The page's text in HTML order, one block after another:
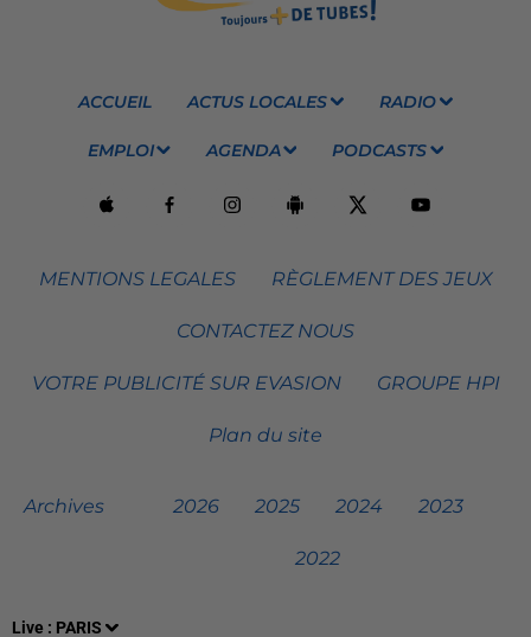
Live : PARIS
ACCUEIL ACTUS LOCALES RADIO
EMPLOI AGENDA PODCASTS
MENTIONS LEGALES RÈGLEMENT DES JEUX
CONTACTEZ NOUS
VOTRE PUBLICITÉ SUR EVASION GROUPE HPI
Plan du site
Archives 2026 2025 2024 2023
2022